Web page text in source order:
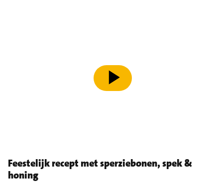
speel video af
Feestelijk recept met sperziebonen, spek &
honing